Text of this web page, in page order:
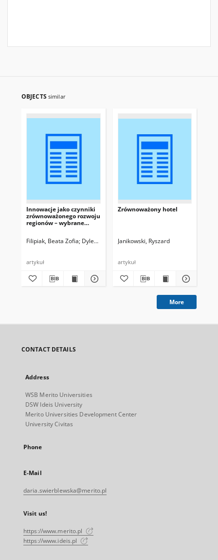
OBJECTS similar
Innowacje jako czynniki
zrównoważonego rozwoju
regionów – wybrane
Filipiak, Beata Zofia Dylewski, Marek Dylewski, Marek, red.
artykuł
Zrównoważony hotel
Janikowski, Ryszard
artykuł
More
CONTACT DETAILS
Address
WSB Merito Universities
DSW Ideis University
Merito Universities Development Center
University Civitas
Phone
E-Mail
daria.swierblewska@merito.pl
Visit us!
https://www.merito.pl
https://www.ideis.pl